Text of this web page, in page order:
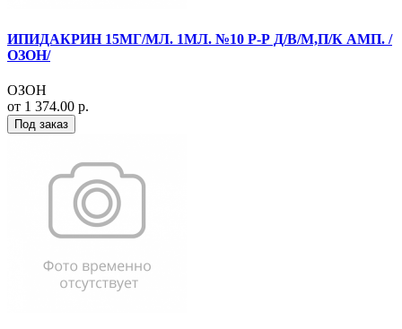
ИПИДАКРИН 15МГ/МЛ. 1МЛ. №10 Р-Р Д/В/М,П/К АМП. /
ОЗОН/
ОЗОН
от 1 374.00 р.
Под заказ